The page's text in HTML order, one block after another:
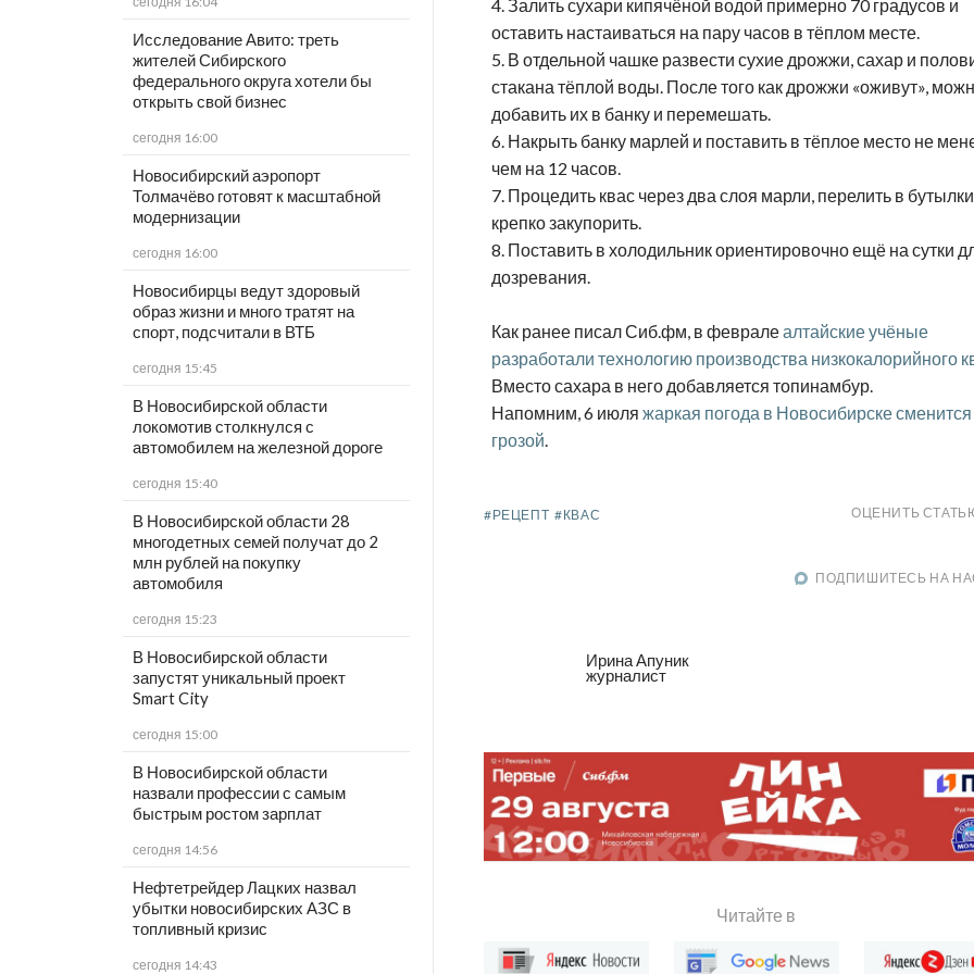
Исследование Авито: треть
жителей Сибирского
федерального округа хотели бы
открыть свой бизнес
сегодня 16:00
Новосибирский аэропорт
Толмачёво готовят к масштабной
модернизации
сегодня 16:00
Новосибирцы ведут здоровый
образ жизни и много тратят на
спорт, подсчитали в ВТБ
сегодня 15:45
В Новосибирской области
локомотив столкнулся с
автомобилем на железной дороге
сегодня 15:40
В Новосибирской области 28
многодетных семей получат до 2
млн рублей на покупку
автомобиля
сегодня 15:23
В Новосибирской области
запустят уникальный проект
Smart City
сегодня 15:00
В Новосибирской области
назвали профессии с самым
быстрым ростом зарплат
сегодня 14:56
Нефтетрейдер Лацких назвал
убытки новосибирских АЗС в
топливный кризис
сегодня 14:43
4. Залить сухари кипячёной водой примерно 70 градусов и
оставить настаиваться на пару часов в тёплом месте.
5. В отдельной чашке развести сухие дрожжи, сахар и
стакана тёплой воды. После того как дрожжи «оживут»,
добавить их в банку и перемешать.
6. Накрыть банку марлей и поставить в тёплое место не
чем на 12 часов.
7. Процедить квас через два слоя марли, перелить в
крепко закупорить.
8. Поставить в холодильник ориентировочно ещё на сутки
дозревания.
Как ранее писал Сиб.фм, в февралеалтайские учёные
разработали технологию производства низкокалорийного
Вместо сахара в него добавляется топинамбур.
Напомним, 6 июля жаркая погода в Новосибирске сменится
грозой.
#РЕЦЕПТ #КВАС ОЦЕНИТЬ
ПОДПИШИТЕСЬ НА
Ирина Апуник
журналист
Читайте в